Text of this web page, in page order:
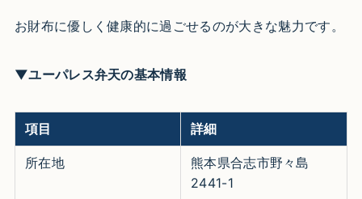
お財布に優しく健康的に過ごせるのが大きな魅力です。
▼ユーパレス弁天の基本情報
項目 詳細
所在地
熊本県合志市野々島
2441-1